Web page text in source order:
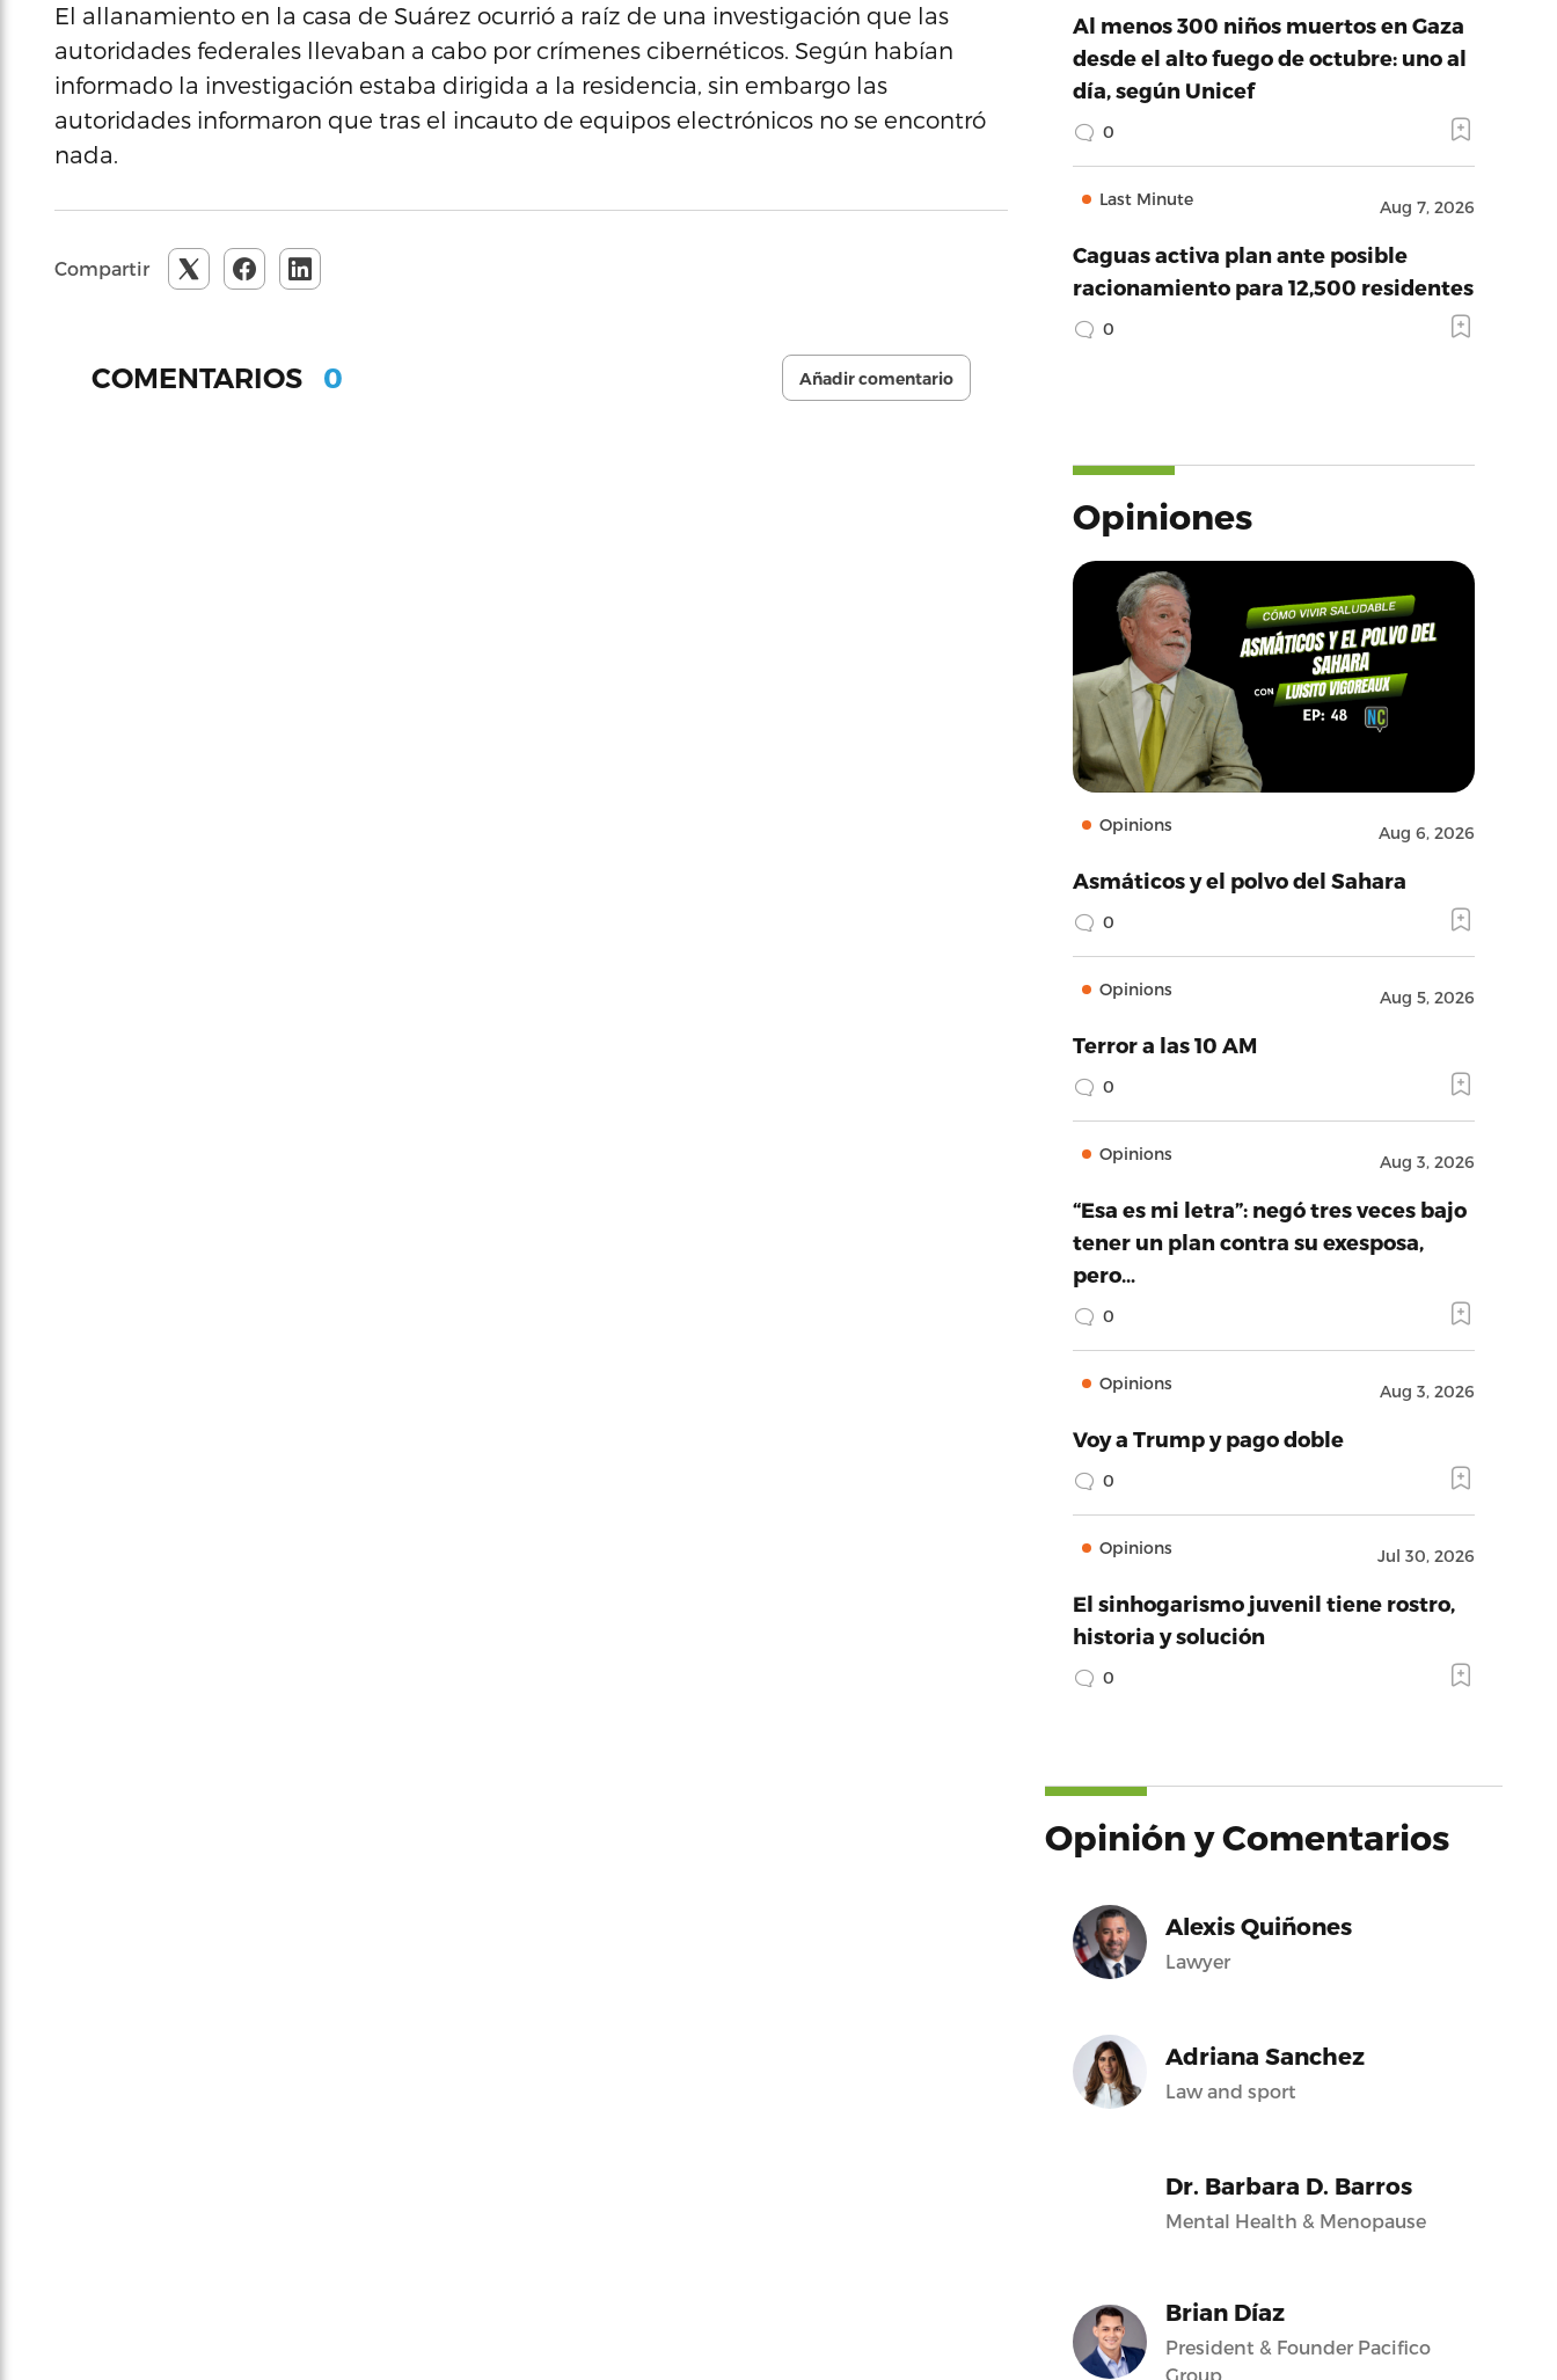
El allanamiento en la casa de Suárez ocurrió a raíz de una investigación que las
autoridades federales llevaban a cabo por crímenes cibernéticos. Según habían
informado la investigación estaba dirigida a la residencia, sin embargo las
autoridades informaron que tras el incauto de equipos electrónicos no se encontró
nada.
Compartir
COMENTARIOS 0 Añadir comentario
Al menos 300 niños muertos en Gaza
desde el alto fuego de octubre: uno al
día, según Unicef
0
Last Minute Aug 7, 2026
Caguas activa plan ante posible
racionamiento para 12,500 residentes
0
Opiniones
Opinions Aug 6, 2026
Asmáticos y el polvo del Sahara
0
Opinions Aug 5, 2026
Terror a las 10 AM
0
Opinions Aug 3, 2026
“Esa es mi letra”: negó tres veces bajo
tener un plan contra su exesposa,
pero…
0
Opinions Aug 3, 2026
Voy a Trump y pago doble
0
Opinions Jul 30, 2026
El sinhogarismo juvenil tiene rostro,
historia y solución
0
Opinión y Comentarios
Alexis Quiñones
Lawyer
Adriana Sanchez
Law and sport
Dr. Barbara D. Barros
Mental Health & Menopause
Brian Díaz
President & Founder Pacifico
Group